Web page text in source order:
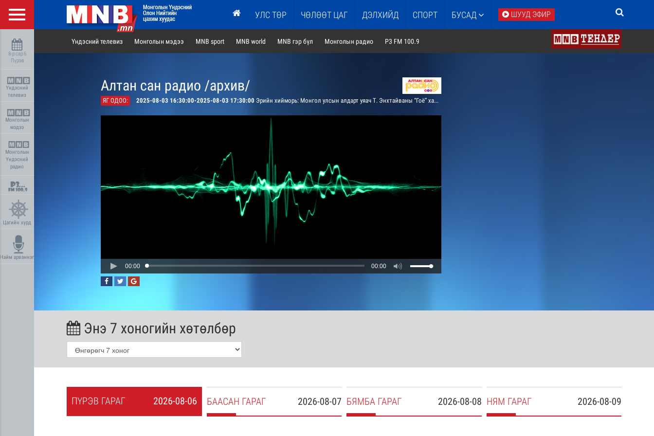
УЛС ТӨР ЧӨЛӨӨТ ЦАГ ДЭЛХИЙД СПОРТ БУСАД ШУУД ЭФИР
8-р сар 6
Пүрэв
Үндэсний
телевиз
Монголын
мэдээ
Монголын
Үндэсний
радио
Цагийн хүрд
Найм арваннэг
Үндэсний телевиз Монголын мэдээ MNB sport MNB world MNB гэр бүл Монголын радио P3 FM 100.9
Алтан сан радио /архив/
ЯГ ОДОО: 2025-08-03 16:30:00-2025-08-03 17:30:00 Эрийн хийморь: Монгол улсын алдарт уяач Т. Энхтайваны “Гоё” халиун морины түүх /MNB Спорт сувгийн архиваас/
00:00 00:00
Энэ 7 хоногийн хөтөлбөр
2026-08-06
ПҮРЭВ ГАРАГ 2026-08-07
БААСАН ГАРАГ 2026-08-08
БЯМБА ГАРАГ 2026-08-09
НЯМ ГАРАГ